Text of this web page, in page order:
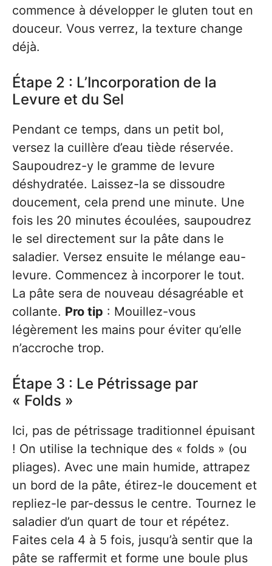
commence à développer le gluten tout en
douceur. Vous verrez, la texture change
déjà.
Étape 2 : L’Incorporation de la
Levure et du Sel
Pendant ce temps, dans un petit bol,
versez la cuillère d’eau tiède réservée.
Saupoudrez-y le gramme de levure
déshydratée. Laissez-la se dissoudre
doucement, cela prend une minute. Une
fois les 20 minutes écoulées, saupoudrez
le sel directement sur la pâte dans le
saladier. Versez ensuite le mélange eau-
levure. Commencez à incorporer le tout.
La pâte sera de nouveau désagréable et
collante. Pro tip : Mouillez-vous
légèrement les mains pour éviter qu’elle
n’accroche trop.
Étape 3 : Le Pétrissage par
« Folds »
Ici, pas de pétrissage traditionnel épuisant
! On utilise la technique des « folds » (ou
pliages). Avec une main humide, attrapez
un bord de la pâte, étirez-le doucement et
repliez-le par-dessus le centre. Tournez le
saladier d’un quart de tour et répétez.
Faites cela 4 à 5 fois, jusqu’à sentir que la
pâte se raffermit et forme une boule plus